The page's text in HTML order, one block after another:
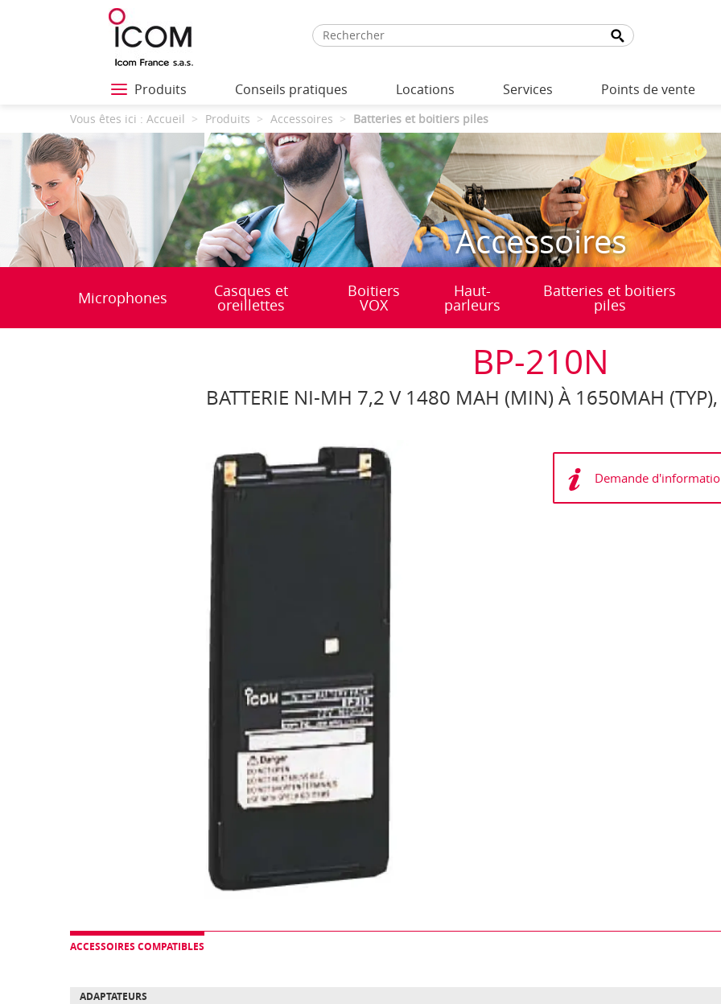
Produits Conseils pratiques Locations Services Points de vente
Vous êtes ici : Accueil Produits Accessoires Batteries et boitiers piles
Accessoires
Microphones Casques et
oreillettes
Boitiers
VOX
Haut-
parleurs
Batteries et boitiers
piles
BP-210N
BATTERIE NI-MH 7,2 V 1480 MAH (MIN) À 1650MAH (TYP),
Demande
ACCESSOIRES COMPATIBLES
ADAPTATEURS